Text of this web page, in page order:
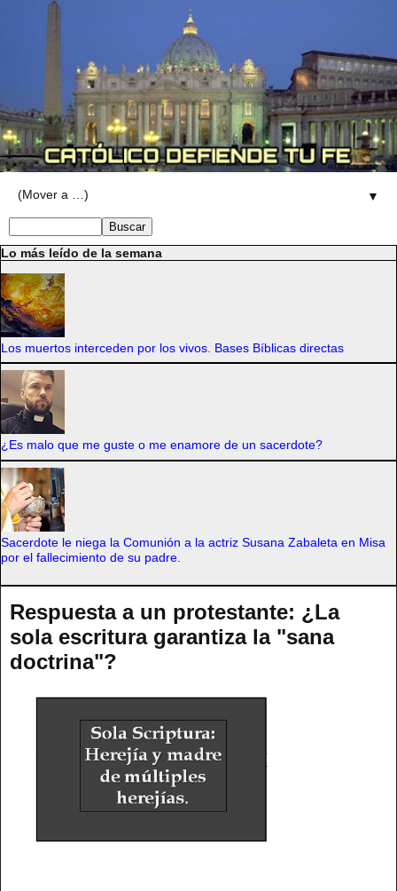
▼
Lo más leído de la semana
Los muertos interceden por los vivos. Bases Bíblicas directas
¿Es malo que me guste o me enamore de un sacerdote?
Sacerdote le niega la Comunión a la actriz Susana Zabaleta en Misa
por el fallecimiento de su padre.
Respuesta a un protestante: ¿La
sola escritura garantiza la "sana
doctrina"?